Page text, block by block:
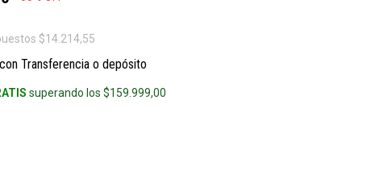
$14.214,55
con Transferencia o depósito
superando los$159.999,00